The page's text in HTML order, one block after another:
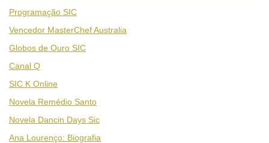
Programação SIC
Vencedor MasterChef Australia
Globos de Ouro SIC
Canal Q
SIC K Online
Novela Remédio Santo
Novela Dancin Days Sic
Ana Lourenço: Biografia